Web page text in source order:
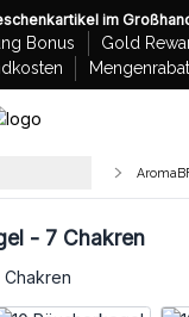
im
Bonus
Gold
- 7 Chakren